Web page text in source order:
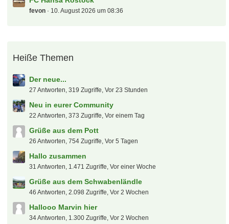
Letzte Beiträge
Aktien - Thread
kw87hb 10. August 2026 um 16:07
Trottel des Tages
Kartenfahnder 10. August 2026 um 16:00
Fritz-Walter Stadion, Kaiserslautern
schnichi 10. August 2026 um 15:22